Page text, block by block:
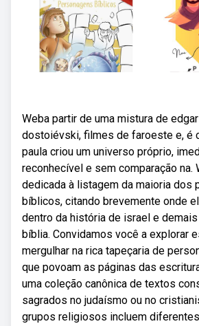
Weba partir de uma mistura de
dostoiévski, filmes de faroeste e, é
paula criou um universo próprio,
reconhecível e sem comparação na.
dedicada à listagem da maioria dos
bíblicos, citando brevemente onde
dentro da história de israel e
bíblia. Convidamos você a explorar
mergulhar na rica tapeçaria de
que povoam as páginas das
uma coleção canônica de textos
sagrados no judaísmo ou no
grupos religiosos incluem